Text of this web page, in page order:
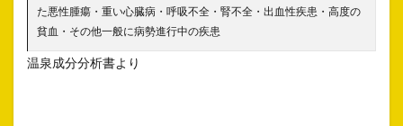
た悪性腫瘍・重い心臓病・呼吸不全・腎不全・出血性疾患・高度の
貧血・その他一般に病勢進行中の疾患
温泉成分分析書より